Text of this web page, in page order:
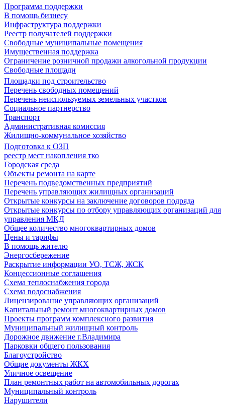
Программа поддержки
В помощь бизнесу
Инфраструктура поддержки
Реестр получателей поддержки
Свободные муниципальные помещения
Имущественная поддержка
Ограничение розничной продажи алкогольной продукции
Свободные площади
Площадки под строительство
Перечень свободных помещений
Перечень неиспользуемых земельных участков
Социальное партнерство
Транспорт
Административная комиссия
Жилищно-коммунальное хозяйство
Подготовка к ОЗП
реестр мест накопления тко
Городская среда
Объекты ремонта на карте
Перечень подведомственных предприятий
Перечень управляющих жилищных организаций
Открытые конкурсы на заключение договоров подряда
Открытые конкурсы по отбору управляющих организаций для
управления МКД
Общее количество многоквартирных домов
Цены и тарифы
В помощь жителю
Энергосбережение
Раскрытие информации УО, ТСЖ, ЖСК
Концессионные соглашения
Схема теплоснабжения города
Схема водоснабжения
Лицензирование управляющих организаций
Капитальный ремонт многоквартирных домов
Проекты программ комплексного развития
Муниципальный жилищный контроль
Дорожное движение г.Владимира
Парковки общего пользования
Благоустройство
Общие документы ЖКХ
Уличное освещение
План ремонтных работ на автомобильных дорогах
Муниципальный контроль
Нарушители